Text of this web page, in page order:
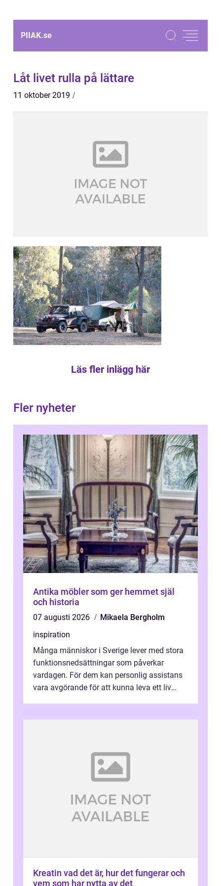
PIIAK.se
Låt livet rulla på lättare
11 oktober 2019
Läs fler inlägg här
Fler nyheter
Antika möbler som ger hemmet själ
och historia
07 augusti 2026
Mikaela Bergholm
inspiration
Många människor i Sverige lever med stora
funktionsnedsättningar som påverkar
vardagen. För dem kan personlig assistans
vara avgörande för att kunna leva ett liv
Kreatin vad det är, hur det fungerar och
vem som har nytta av det